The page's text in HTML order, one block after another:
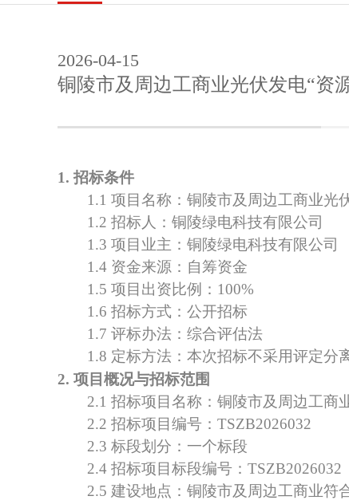
2026-04-15
铜陵市及周边工商业光伏发电“资
1. 招标条件
1.1 项目名称： 铜陵市及周边工商业光
1.2 招标人： 铜陵绿电科技有限公司
1.3 项目业主： 铜陵绿电科技有限公司
1.4 资金来源：自筹资金
1.5 项目出资比例：100%
1.6 招标方式：公开招标
1.7 评标办法：综合评估法
1.8 定标方法：本次招标不采用评定分
2. 项目概况与招标范围
2.1 招标项目名称： 铜陵市及周边工商
2.2 招标项目编号： TSZB2026032
2.3 标段划分：一个标段
2.4 招标项目标段编号： TSZB2026032
2.5 建设地点： 铜陵市及周边工商业符